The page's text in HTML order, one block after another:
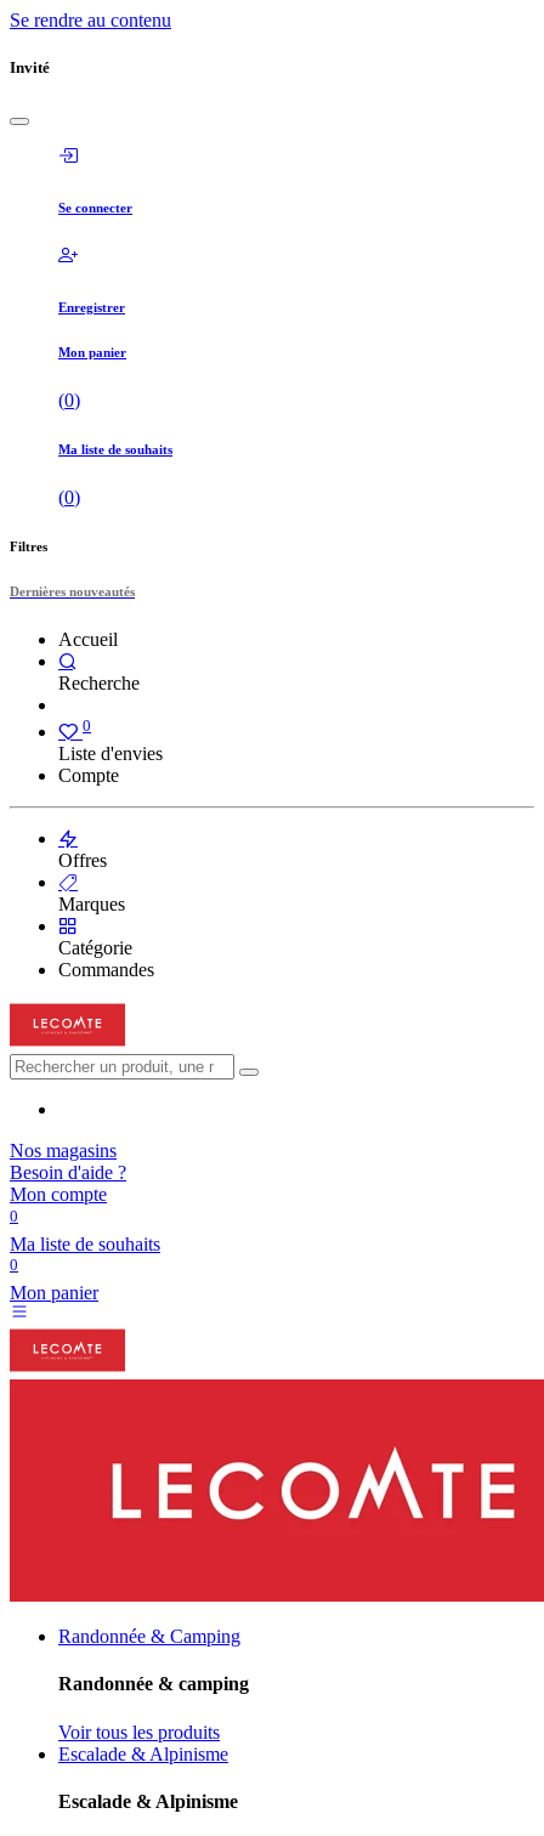
Se rendre au contenu
Invité
Se connecter
Enregistrer
Mon panier
(0)
Ma liste de souhaits
(0)
Filtres
Dernières nouveautés
Accueil
Recherche
0
Liste d'envies
Compte
Offres
Marques
Catégorie
Commandes
Nos magasins
Besoin d'aide ?
Mon compte
0
Ma liste de souhaits
0
Mon panier
Randonnée & Camping
Randonnée & camping
Voir tous les produits
Escalade & Alpinisme
Escalade & Alpinisme